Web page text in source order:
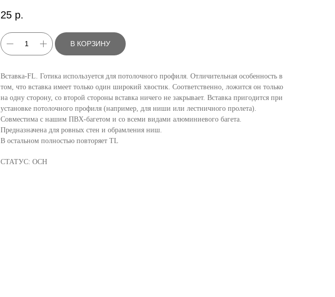
25 р.
В КОРЗИНУ
Вставка-FL. Готика используется для потолочного профиля. Отличительная особенность в
том, что вставка имеет только один широкий хвостик. Соответственно, ложится он только
на одну сторону, со второй стороны вставка ничего не закрывает. Вставка пригодится при
установке потолочного профиля (например, для ниши или лестничного пролета).
Совместима с нашим ПВХ-багетом и со всеми видами алюминиевого багета.
Предназначена для ровных стен и обрамления ниш.
В остальном полностью повторяет TL
СТАТУС: ОСН